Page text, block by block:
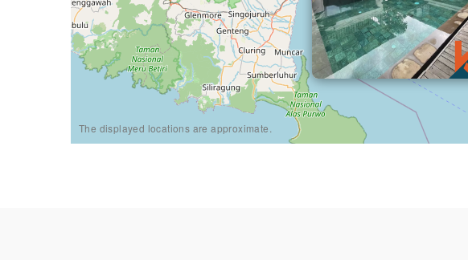
3
The displayed locations are approximate.